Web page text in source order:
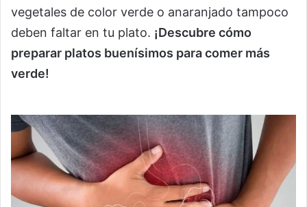
vegetales de color verde o anaranjado tampoco
deben faltar en tu plato. ¡Descubre cómo
preparar platos buenísimos para comer más
verde!